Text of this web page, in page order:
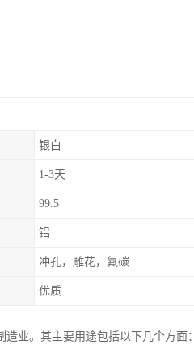
银白
1-3天
99.5
铝
冲孔，雕花，氟碳
优质
业。其主要用途包括以下几个方面：